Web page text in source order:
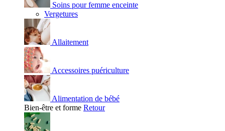
Soins pour femme enceinte
Vergetures
Allaitement
Accessoires puériculture
Alimentation de bébé
Bien-être et forme Retour